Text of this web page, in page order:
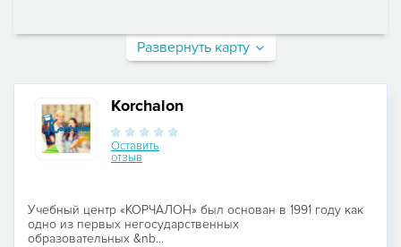
Развернуть карту
Korchalon
Оставить
отзыв
Учебный центр «КОРЧАЛОН» был основан в 1991 году как
одно из первых негосударственных
образовательных &nb...